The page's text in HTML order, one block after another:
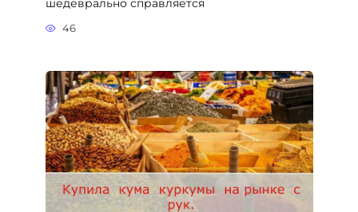
шедеврально справляется
46